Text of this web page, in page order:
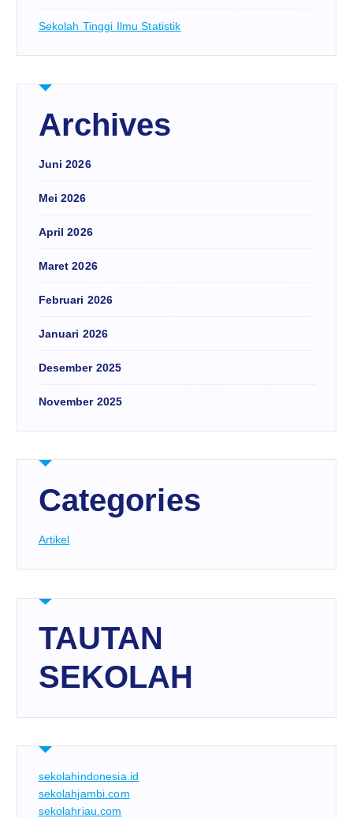
Sekolah Tinggi Ilmu Statistik
Archives
Juni 2026
Mei 2026
April 2026
Maret 2026
Februari 2026
Januari 2026
Desember 2025
November 2025
Categories
Artikel
TAUTAN
SEKOLAH
sekolahindonesia.id
sekolahjambi.com
sekolahriau.com